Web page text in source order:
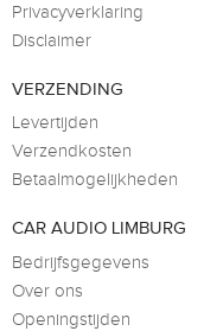
Privacyverklaring
Disclaimer
VERZENDING
Levertijden
Verzendkosten
Betaalmogelijkheden
CAR AUDIO LIMBURG
Bedrijfsgegevens
Over ons
Openingstijden